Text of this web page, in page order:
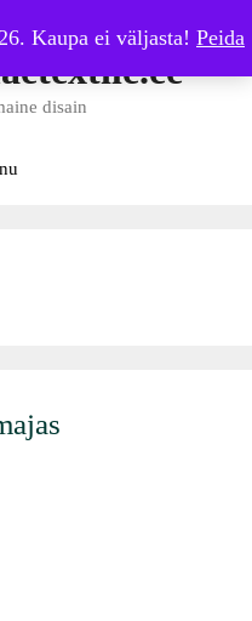
Kaupa ei väljasta! Peida
disain